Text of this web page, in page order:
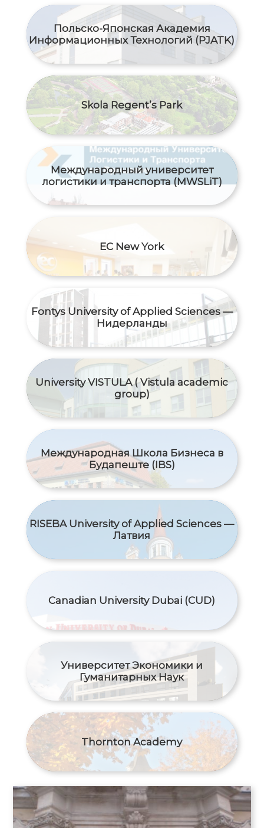
Польско-Японская Академия
Информационных Технологий (PJATK)
Skola Regent’s Park
Международный yниверситет
логистики и транспорта (MWSLiT)
EC New York
Fontys University of Applied Sciences —
Нидерланды
University VISTULA ( Vistula academic
group)
Международная Школа Бизнеса в
Будапеште (IBS)
RISEBA University of Applied Sciences —
Латвия
Canadian University Dubai (CUD)
Университет Экономики и
Гуманитарных Наук
Thornton Academy